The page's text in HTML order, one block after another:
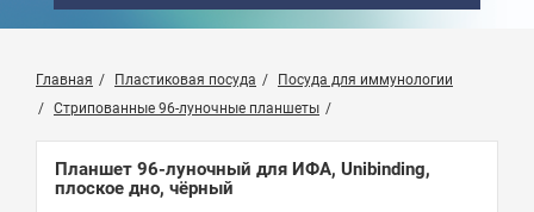
Главная Пластиковая посуда
Посуда для иммунологии
Стрипованные 96-луночные планшеты
Планшет 96-луночный для ИФА, Unibinding,
плоское дно, чёрный